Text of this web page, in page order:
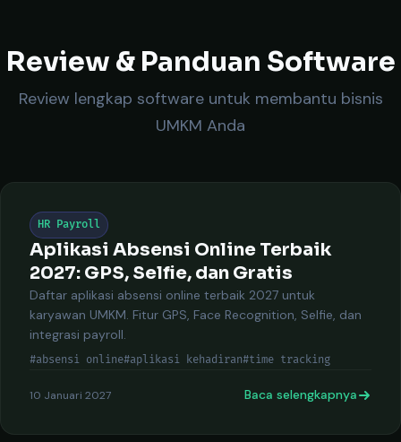
Review & Panduan Software
Review lengkap software untuk membantu bisnis
UMKM Anda
HR Payroll
Aplikasi Absensi Online Terbaik
2027: GPS, Selfie, dan Gratis
Daftar aplikasi absensi online terbaik 2027 untuk
karyawan UMKM. Fitur GPS, Face Recognition, Selfie, dan
integrasi payroll.
#absensi online#aplikasi kehadiran#time tracking
10 Januari 2027 Baca selengkapnya